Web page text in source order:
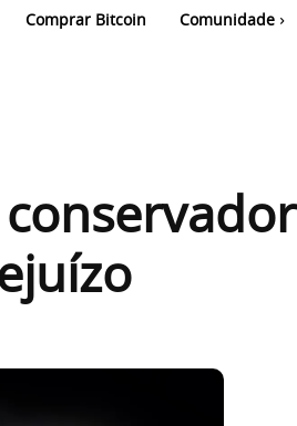
Comprar Bitcoin Comunidade